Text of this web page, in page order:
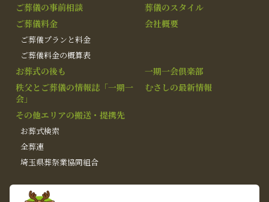
ご葬儀の事前相談
葬儀のスタイル
ご葬儀料金
ご葬儀プランと料金
ご葬儀料金の概算表
会社概要
お葬式の後も
一期一会倶楽部
秩父とご葬儀の情報誌「一期一
会」
むさしの最新情報
その他エリアの搬送・提携先
お葬式検索
全葬連
埼玉県葬祭業協同組合